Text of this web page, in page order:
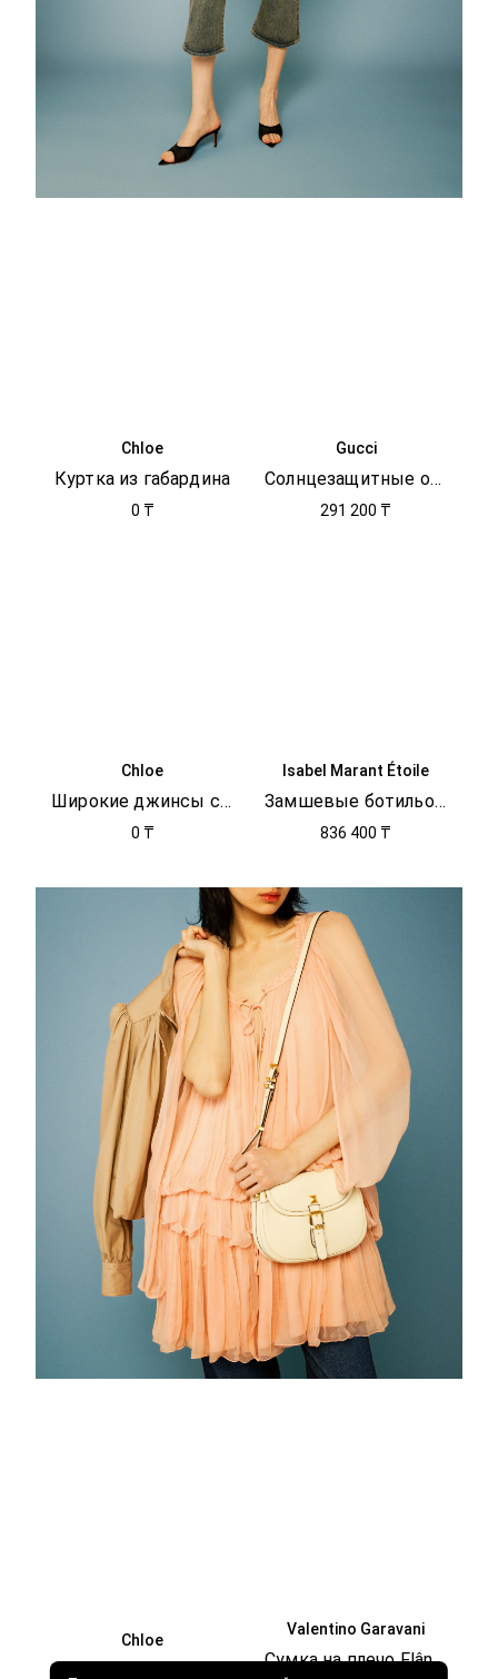
Chloe
Куртка из габардина
0 ₸
Gucci
Солнцезащитные очки Navigator
291 200 ₸
Chloe
Широкие джинсы с логотипом
0 ₸
Isabel Marant Étoile
Замшевые ботильоны EDRIK
836 400 ₸
Chloe
Valentino Garavani
Сумка на плечо Flâneuse small